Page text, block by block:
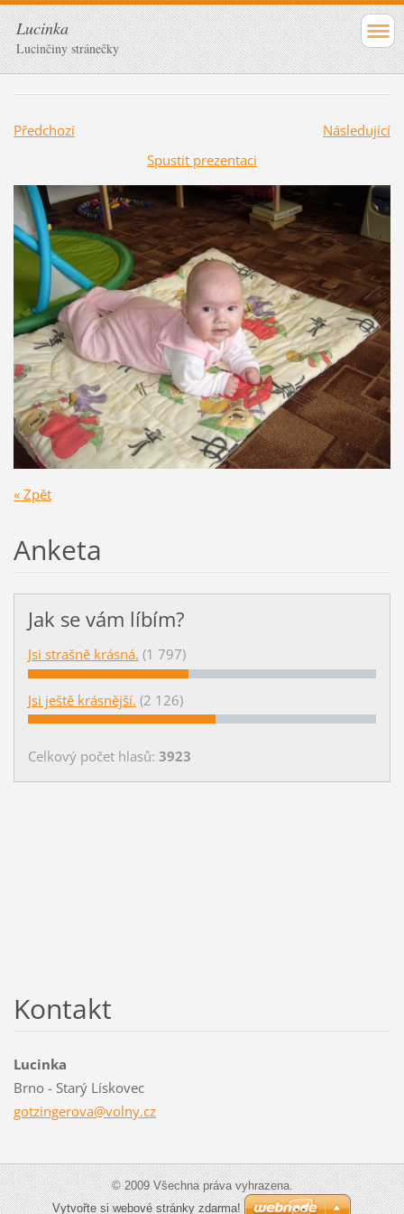
Lucinka
Lucinčiny stránečky
Předchozí
Následující
Spustit prezentaci
« Zpět
Anketa
Jak se vám líbím?
Jsi strašně krásná. (1 797)
Jsi ještě krásnější. (2 126)
Celkový počet hlasů: 3923
Kontakt
Lucinka
Brno - Starý Lískovec
gotzingerova@volny.cz
© 2009 Všechna práva vyhrazena.
Vytvořte si webové stránky zdarma!